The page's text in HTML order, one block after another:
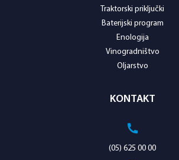
Traktorski priključki
Baterijski program
Enologija
Vinogradništvo
Oljarstvo
KONTAKT
(05) 625 00 00